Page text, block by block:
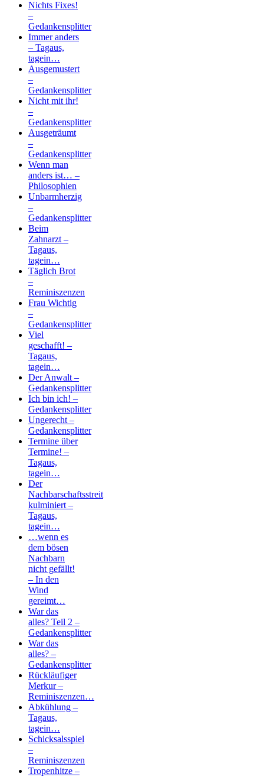
Nichts Fixes!
–
Gedankensplitter
Immer anders
– Tagaus,
tagein…
Ausgemustert
–
Gedankensplitter
Nicht mit ihr!
–
Gedankensplitter
Ausgeträumt
–
Gedankensplitter
Wenn man
anders ist… –
Philosophien
Unbarmherzig
–
Gedankensplitter
Beim
Zahnarzt –
Tagaus,
tagein…
Täglich Brot
–
Reminiszenzen
Frau Wichtig
–
Gedankensplitter
Viel
geschafft! –
Tagaus,
tagein…
Der Anwalt –
Gedankensplitter
Ich bin ich! –
Gedankensplitter
Ungerecht –
Gedankensplitter
Termine über
Termine! –
Tagaus,
tagein…
Der
Nachbarschaftsstreit
kulminiert –
Tagaus,
tagein…
…wenn es
dem bösen
Nachbarn
nicht gefällt!
– In den
Wind
gereimt…
War das
alles? Teil 2 –
Gedankensplitter
War das
alles? –
Gedankensplitter
Rückläufiger
Merkur –
Reminiszenzen…
Abkühlung –
Tagaus,
tagein…
Schicksalsspiel
–
Reminiszenzen
Tropenhitze –